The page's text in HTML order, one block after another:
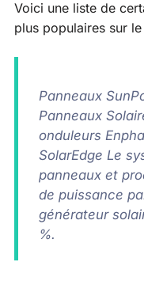
Voici une liste de
plus populaires sur
Panneaux
Panneaux
onduleurs
SolarEdge Le
panneaux et
de puissance
générateur
%.